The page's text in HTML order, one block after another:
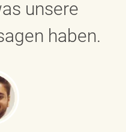
unsere
haben.